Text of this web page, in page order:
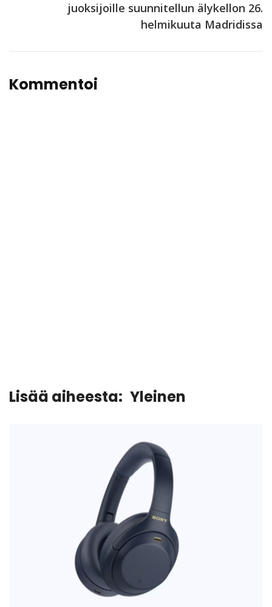
juoksijoille suunnitellun älykellon 26.
helmikuuta Madridissa
Kommentoi
Lisää aiheesta: Yleinen